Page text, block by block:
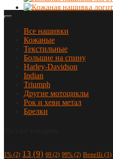
Все нашивки
Кожаные
Текстильные
Большие на спину
Harley-Davidson
Indian
Triumph
Другие мотоциклы
Рок и хеви метал
Брелки
1% (2) 13 (9) 69 (2) 99% (2) Benelli (3)